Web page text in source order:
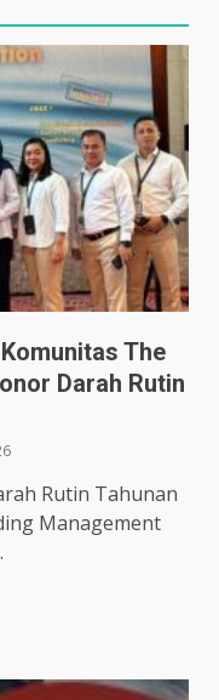
The
Darah Rutin
Rutin Tahunan
Management